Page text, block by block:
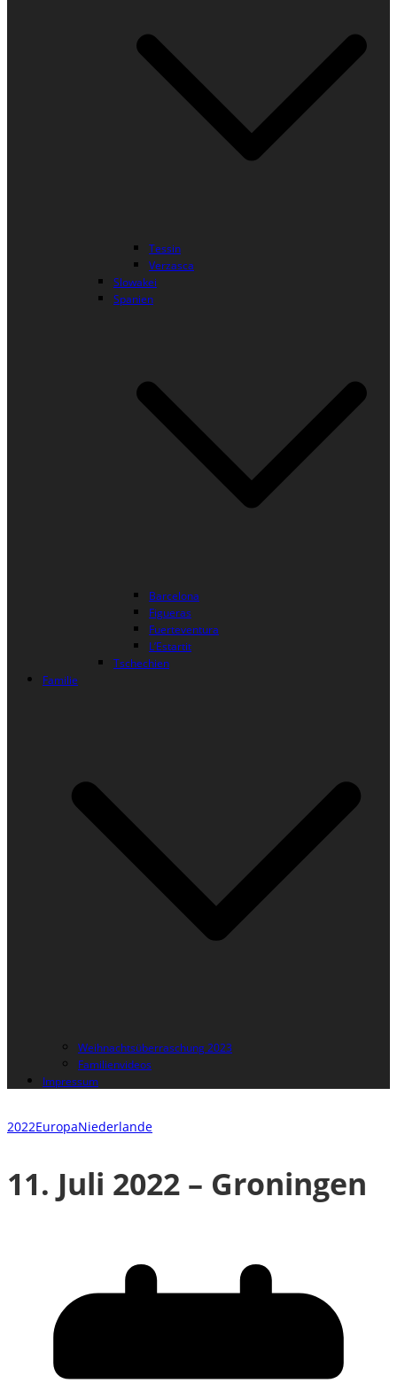
Tessin
Verzasca
Slowakei
Spanien
Barcelona
Figueras
Fuerteventura
L’Estartit
Tschechien
Familie
Weihnachtsüberraschung 2023
Familienvideos
Impressum
2022EuropaNiederlande
11. Juli 2022 – Groningen